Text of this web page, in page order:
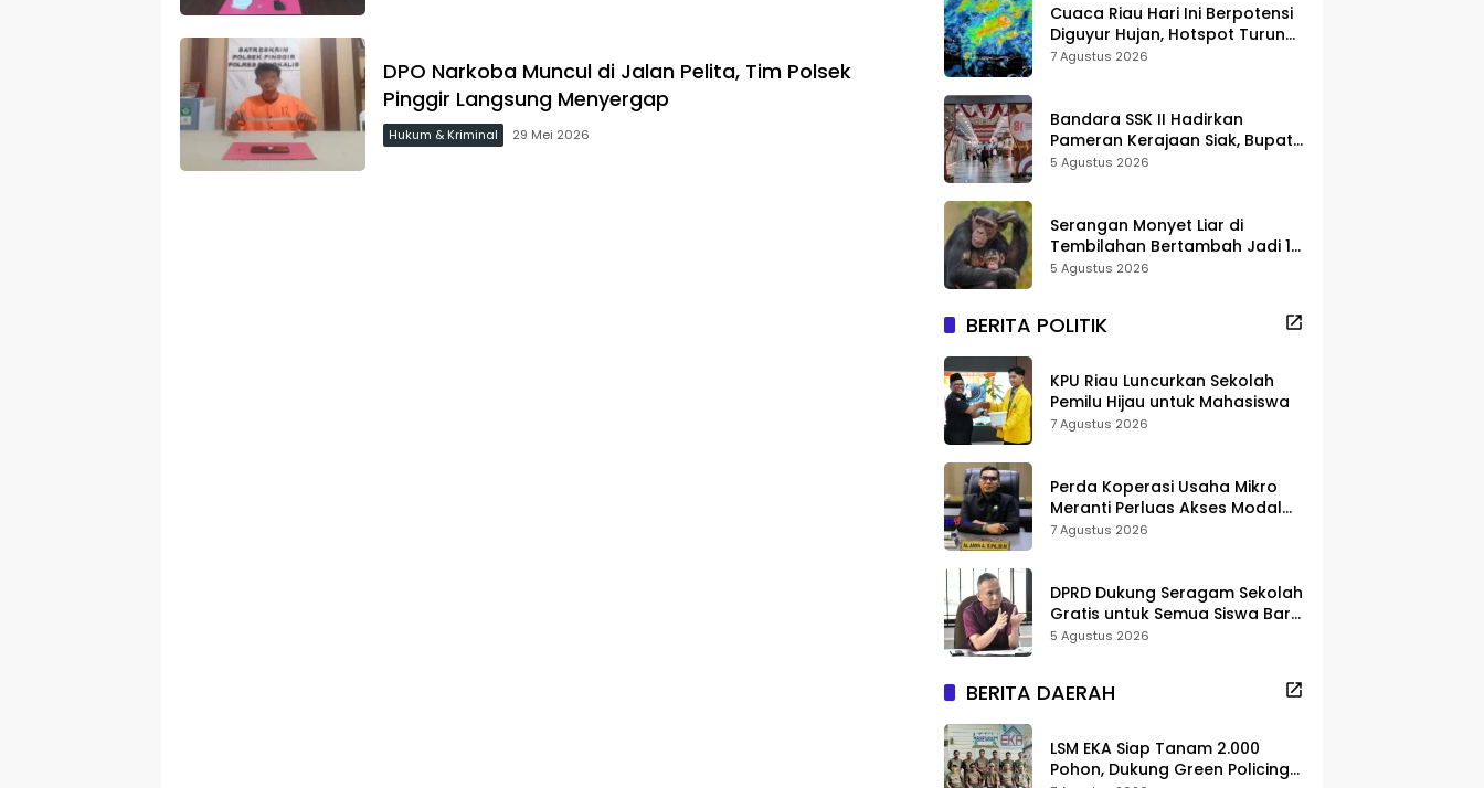
DPO Narkoba Muncul di Jalan Pelita, Tim Polsek
Pinggir Langsung Menyergap
Hukum & Kriminal 29 Mei 2026
Cuaca Riau Hari Ini Berpotensi
Diguyur Hujan, Hotspot Turun
Jadi 25 Titik
7 Agustus 2026
Bandara SSK II Hadirkan
Pameran Kerajaan Siak, Bupati
Afni: Jadi Ruang Edukasi
5 Agustus 2026
Serangan Monyet Liar di
Tembilahan Bertambah Jadi 16
Korban, DPKP Bantah Video
5 Agustus 2026
BERITA POLITIK
KPU Riau Luncurkan Sekolah
Pemilu Hijau untuk Mahasiswa
7 Agustus 2026
Perda Koperasi Usaha Mikro
Meranti Perluas Akses Modal
dan Pasar
7 Agustus 2026
DPRD Dukung Seragam Sekolah
Gratis untuk Semua Siswa Baru,
Minta Rehab Sekolah Jangan
5 Agustus 2026
BERITA DAERAH
LSM EKA Siap Tanam 2.000
Pohon, Dukung Green Policing